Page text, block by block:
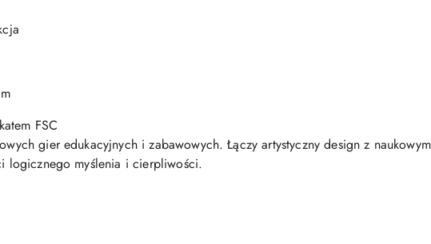
FSC
gier edukacyjnych i zabawowych. Łączy artystyczny design z
logicznego myślenia i cierpliwości.